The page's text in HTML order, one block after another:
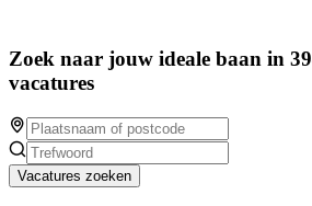
Zoek naar jouw ideale baan in
vacatures
Vacatures zoeken